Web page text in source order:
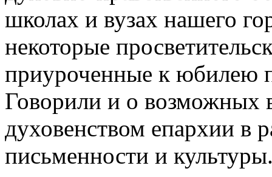
школах и вузах нашего
некоторые
приуроченные к юбилею
Говорили и о возможных
духовенством епархии в
письменности и